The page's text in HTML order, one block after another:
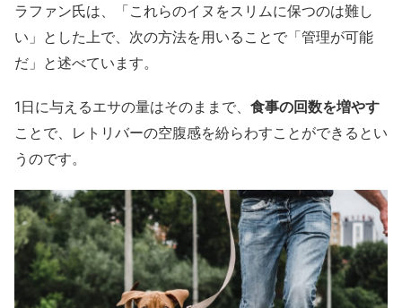
ラファン氏は、「これらのイヌをスリムに保つのは難し
い」とした上で、次の方法を用いることで「管理が可能
だ」と述べています。
1日に与えるエサの量はそのままで、 食事の回数を増やす
ことで、レトリバーの空腹感を紛らわすことができるとい
うのです。